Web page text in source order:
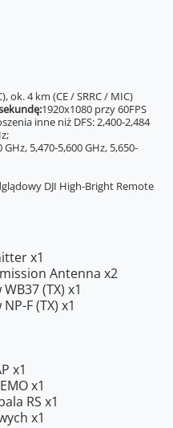
ok. 4 km (CE / SRRC / MIC)
1920x1080 przy 60FPS
inne niż DFS: 2,400-2,484
5,470-5,600 GHz, 5,650-
DJI High-Bright Remote
x1
Antenna x2
(TX) x1
F (TX) x1
x1
x1
RS x1
x1